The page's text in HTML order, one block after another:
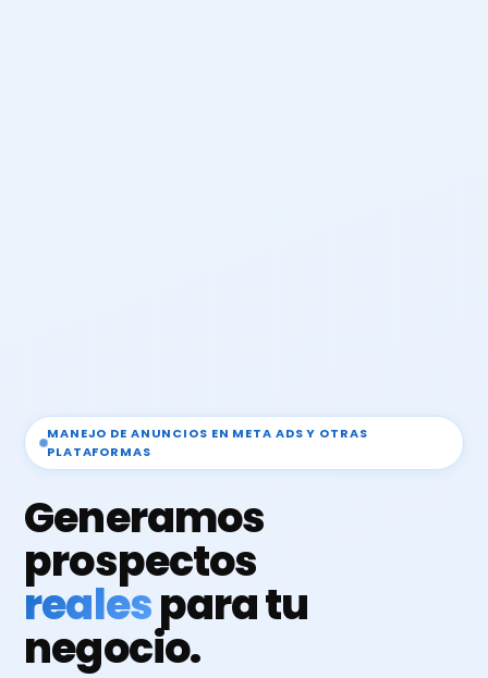
MANEJO DE ANUNCIOS EN META ADS Y OTRAS
PLATAFORMAS
Generamos
prospectos
realespara tu
negocio.